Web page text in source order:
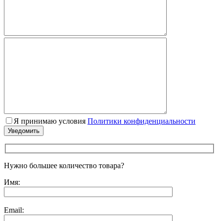
Я принимаю условия Политики конфиденциальности
Нужно большее количество товара?
Имя:
Email: